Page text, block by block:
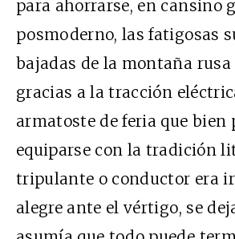
para ahorrarse, en cansino
posmoderno, las fatigosas
bajadas de la montaña rusa
gracias a la tracción
armatoste de feria que bien
equiparse con la tradición
tripulante o conductor era
alegre ante el vértigo, se